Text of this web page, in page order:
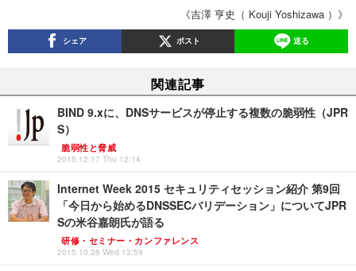
《吉澤 亨史（ Kouji Yoshizawa ）》
シェア ポスト 送る
関連記事
BIND 9.xに、DNSサービスが停止する複数の脆弱性（JPR
S）
脆弱性と脅威
2015.12.17 Thu 12:14
Internet Week 2015 セキュリティセッション紹介 第9回
「今日から始めるDNSSECバリデーション」についてJPR
Sの米谷嘉朗氏が語る
研修・セミナー・カンファレンス
2015.10.28 Wed 13:59